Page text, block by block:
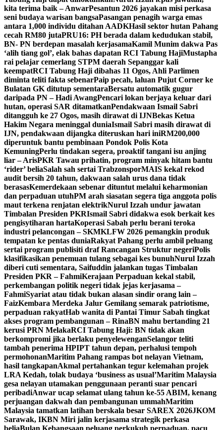
kita terima baik – AnwarPesantun 2026 jayakan misi perkasa
seni budaya warisan bangsaPasangan penagih warga emas
antara 1,000 individu ditahan AADKHasil sektor hutan Pahang
cecah RM80 jutaPRU16: PH berada dalam kedudukan stabil,
BN- PN berdepan masalah kerjasamaKamil Munim dakwa Pas
‘alih tiang gol’, elak bahas dapatan RCI Tabung HajiMustapha
rai pelajar cemerlang STPM daerah Sepanggar kali
keempatRCI Tabung Haji dibahas 11 Ogos, Ahli Parlimen
diminta teliti fakta sebenarPaip pecah, laluan Pujut Corner ke
Bulatan GK ditutup sementaraBersatu automatik gugur
daripada PN – Hadi AwangPencari lokan berjaya keluar dari
hutan, operasi SAR ditamatkanPendakwaan Ismail Sabri
ditangguh ke 27 Ogos, masih dirawat di IJNBekas Ketua
Hakim Negara meninggal duniaIsmail Sabri masih dirawat di
IJN, pendakwaan dijangka diteruskan hari iniRM200,000
diperuntuk bantu pembinaan Pondok Polis Kota
KemuningPerlu tindakan segera, proaktif tangani isu anjing
liar – ArisPKR Tawau prihatin, program minyak hitam bantu
‘rider’ beliaSalah sah sertai TrabzonsporMAIS kekal rekod
audit bersih 20 tahun, dakwaan salah urus dana tidak
berasasKemerdekaan sebenar dituntut melalui keharmonian
dan perpaduan utuhPM arah siasatan segera tiga anggota polis
maut terkena renjatan elektrikNurul Izzah undur jawatan
Timbalan Presiden PKRIsmail Sabri didakwa esok berkait kes
pengisytiharan hartaKoperasi Sabah perlu berani teroka
industri pelancongan – SKMKLFW 2026 pemangkin produk
tempatan ke pentas duniaRakyat Pahang perlu ambil peluang
sertai program publisiti draf Rancangan Struktur negeriPolis
klasifikasikan penemuan tulang sebagai kes bunuhNurul Izzah
diberi cuti sementara, Saifuddin jalankan tugas Timbalan
Presiden PKR – FahmiKerajaan Perpaduan kekal stabil,
perkembangan politik negeri tidak jejas kerjasama –
FahmiSyariat atau tidak bukan alasan sindir orang lain –
FaizKembara Merdeka Jalur Gemilang semarak patriotisme,
perpaduan rakyatHab wanita di Pantai Timur Sabah tingkat
akses program pembangunan – RinaBN mahu bertanding 21
kerusi PRN MelakaRCI Tabung Haji: BN tidak akan
berkompromi jika berlaku penyelewenganSelangor teliti
tambah penerima HPIPT tahun depan, perhalusi tempoh
permohonanMaritim Pahang rampas bot nelayan Vietnam,
hasil tangkapanAkmal pertahankan tegur kelemahan projek
LRA Kedah, tolak budaya ‘business as usual’Maritim Malaysia
gesa nelayan utamakan penggunaan peranti suar pencari
peribadiAnwar ucap selamat ulang tahun ke-55 ABIM, kenang
perjuangan dakwah dan pembangunan ummahMaritim
Malaysia tamatkan latihan berskala besar SAREX 2026JKOM
Sarawak, IKBN Miri jalin kerjasama strategik perkasa